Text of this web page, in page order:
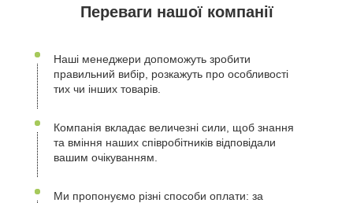
Переваги нашої компанії
Наші менеджери допоможуть зробити
правильний вибір, розкажуть про особливості
тих чи інших товарів.
Компанія вкладає величезні сили, щоб знання
та вміння наших співробітників відповідали
вашим очікуванням.
Ми пропонуємо різні способи оплати: за